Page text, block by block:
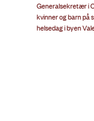
Generalsekretær i
kvinner og barn på
helsedag i byen